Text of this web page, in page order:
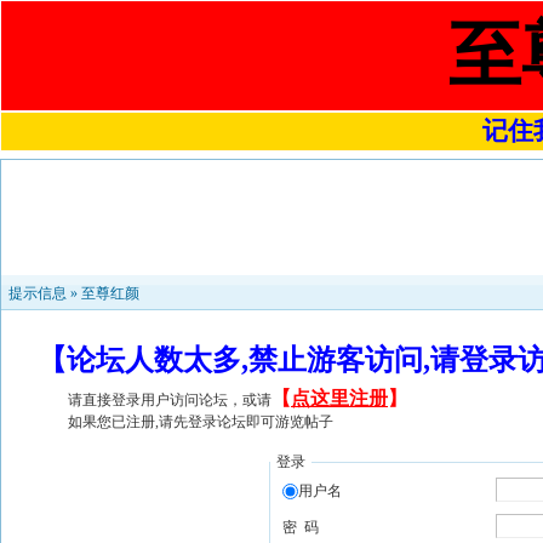
至
记住
提示信息 » 至尊红颜
【论坛人数太多,禁止游客访问,请登
请直接登录用户访问论坛，或请 【 点这里注册】
如果您已注册,请先登录论坛即可游览帖子
登录
用户名
密 码